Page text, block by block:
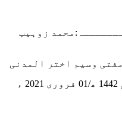
زوہیب
وسیم اختر المدنی